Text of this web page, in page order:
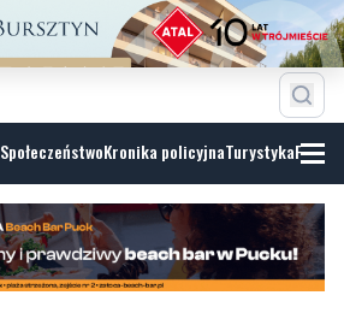
SpołeczeństwoKronika policyjnaTurystyka